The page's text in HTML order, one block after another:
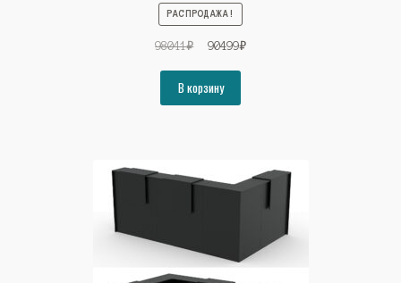
РАСПРОДАЖА!
98041₽
Первоначальная
составляла
98041₽.
90499₽Текущая
В корзину